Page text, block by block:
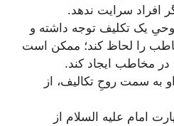
افراد سرایت ندهد.
یک تکلیف توجه داشته و
را لحاظ کند؛ ممکن است
در مخاطب ایجاد کند.
به سمت روحِ تکالیف، از
امام علیه السلام از